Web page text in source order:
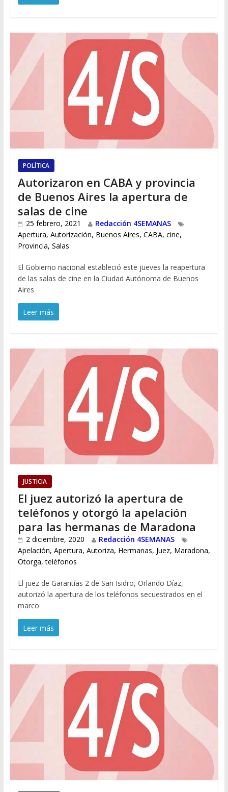
POLÍTICA
Autorizaron en CABA y provincia
de Buenos Aires la apertura de
salas de cine
25 febrero, 2021
Redacción 4SEMANAS
Apertura, Autorización, Buenos Aires, CABA, cine,
Provincia, Salas
El Gobierno nacional estableció este jueves la reapertura
de las salas de cine en la Ciudad Autónoma de Buenos
Aires
Leer más
JUSTICIA
El juez autorizó la apertura de
teléfonos y otorgó la apelación
para las hermanas de Maradona
2 diciembre, 2020
Redacción 4SEMANAS
Apelación, Apertura, Autoriza, Hermanas, Juez, Maradona,
Otorga,teléfonos
El juez de Garantías 2 de San Isidro, Orlando Díaz,
autorizó la apertura de los teléfonos secuestrados en el
marco
Leer más